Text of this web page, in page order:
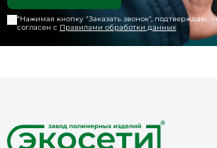
*Нажимая кнопку "Заказать звонок", подтверждаю,
согласен с Правилами обработки данных